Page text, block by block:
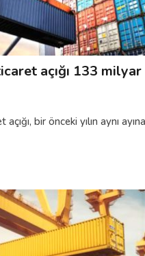
açığı 133
açığı, bir önceki yılın aynı